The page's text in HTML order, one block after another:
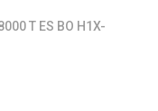
T ES BO H1X-